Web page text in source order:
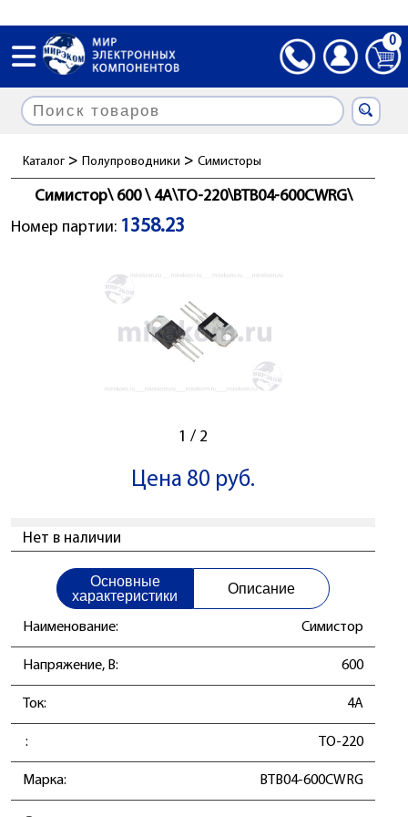
0
Каталог > Полупроводники > Симисторы
Симистор\ 600 \ 4А\TO-220\BTB04-600CWRG\
Номер партии: 1358.23
1 / 2
Цена 80 руб.
Нет в наличии
Основные
характеристики
Описание
Наименование: Симистор
Напряжение, В: 600
Ток: 4А
: TO-220
Марка: BTB04-600CWRG